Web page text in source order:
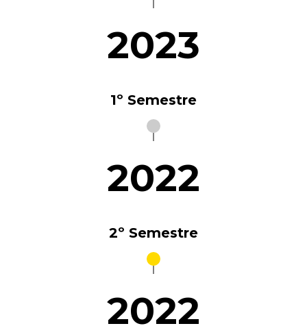
2023
1º Semestre
2022
2º Semestre
2022